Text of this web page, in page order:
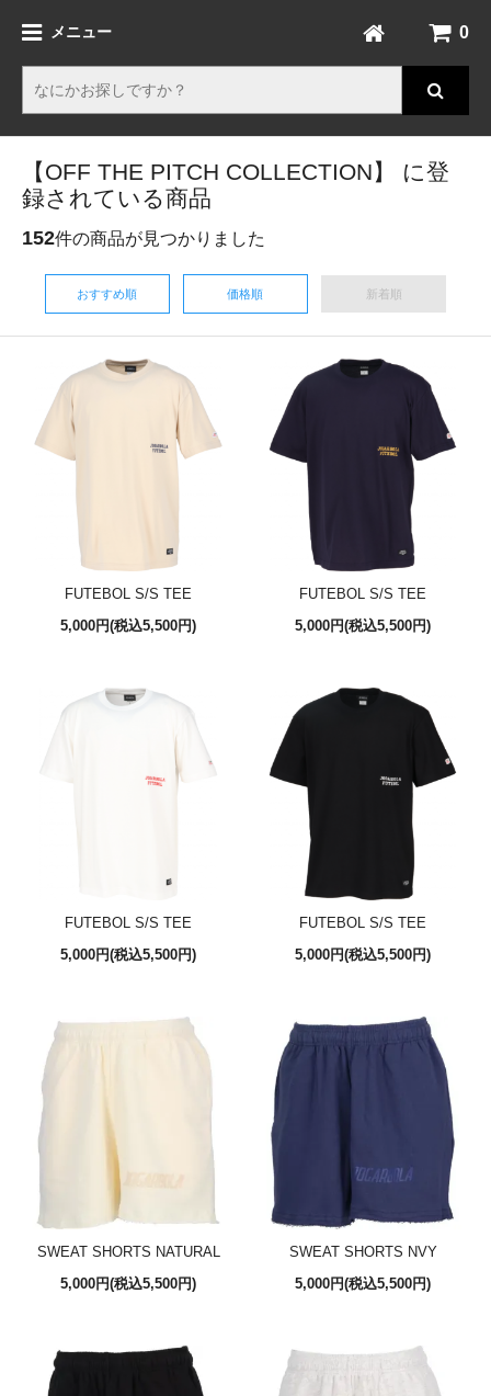
メニュー 0
【OFF THE PITCH COLLECTION】 に登
録されている商品
152件の商品が見つかりました
おすすめ順 価格順 新着順
FUTEBOL S/S TEE
5,000円(税込5,500円)
FUTEBOL S/S TEE
5,000円(税込5,500円)
FUTEBOL S/S TEE
5,000円(税込5,500円)
FUTEBOL S/S TEE
5,000円(税込5,500円)
SWEAT SHORTS NATURAL
5,000円(税込5,500円)
SWEAT SHORTS NVY
5,000円(税込5,500円)